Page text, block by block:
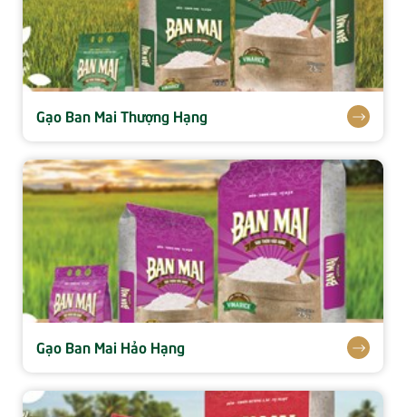
Gạo Ban Mai Thượng Hạng
Gạo Ban Mai Hảo Hạng